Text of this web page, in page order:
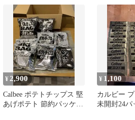
安 計31点
¥2,900
Calbee ポテトチップス 堅
あげポテト 節約パッケー
¥ 1,100
カルビー
未開封24パ